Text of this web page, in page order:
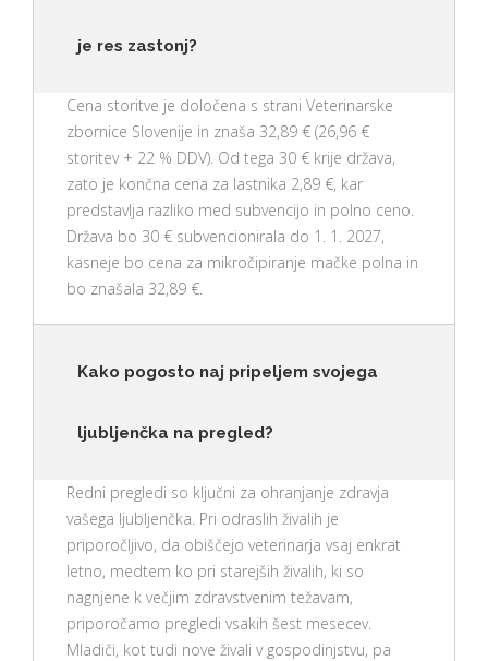
je res zastonj?
Cena storitve je določena s strani Veterinarske
zbornice Slovenije in znaša 32,89 € (26,96 €
storitev + 22 % DDV). Od tega 30 € krije država,
zato je končna cena za lastnika 2,89 €, kar
predstavlja razliko med subvencijo in polno ceno.
Država bo 30 € subvencionirala do 1. 1. 2027,
kasneje bo cena za mikročipiranje mačke polna in
bo znašala 32,89 €.
Kako pogosto naj pripeljem svojega
ljubljenčka na pregled?
Redni pregledi so ključni za ohranjanje zdravja
vašega ljubljenčka. Pri odraslih živalih je
priporočljivo, da obiščejo veterinarja vsaj enkrat
letno, medtem ko pri starejših živalih, ki so
nagnjene k večjim zdravstvenim težavam,
priporočamo pregledi vsakih šest mesecev.
Mladiči, kot tudi nove živali v gospodinjstvu, pa